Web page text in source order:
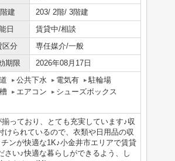
建
203/ 2階/ 3階建
日
賃貸中/相談
区分
専任媒介/一般
期限 2026年08月17日
公共下水 電気有
駐輪場
エアコン
シューズボックス
っており、とても充実しています♪収
られているので、衣類や日用品の収
ンが快適な1K♪小金井市エリアで賃貸
い♪快適な暮らしができるよう、し